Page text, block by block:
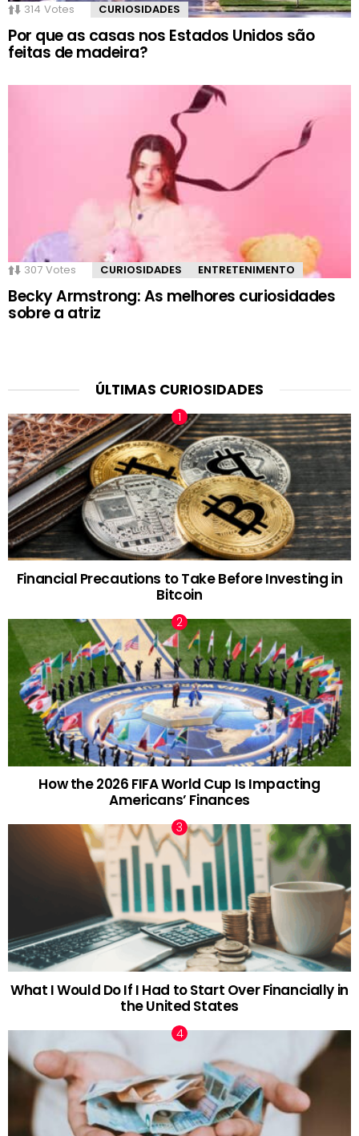
314 Votes CURIOSIDADES
Por que as casas nos Estados Unidos são
feitas de madeira?
307 Votes CURIOSIDADES ENTRETENIMENTO
Becky Armstrong: As melhores curiosidades
sobre a atriz
ÚLTIMAS CURIOSIDADES
Financial Precautions to Take Before Investing in
Bitcoin
How the 2026 FIFA World Cup Is Impacting
Americans’ Finances
What I Would Do If I Had to Start Over Financially in
the United States